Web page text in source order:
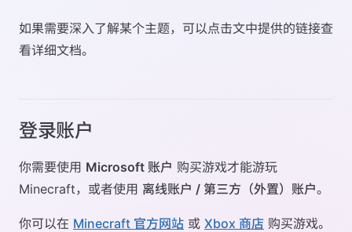
如果需要深入了解某个主题，可以点击文中提供的链接查
看详细文档。
登录账户
你需要使用 Microsoft 账户 购买游戏才能游玩
Minecraft，或者使用 离线账户 / 第三方（外置）账户。
你可以在 Minecraft 官方网站 或 Xbox 商店 购买游戏。